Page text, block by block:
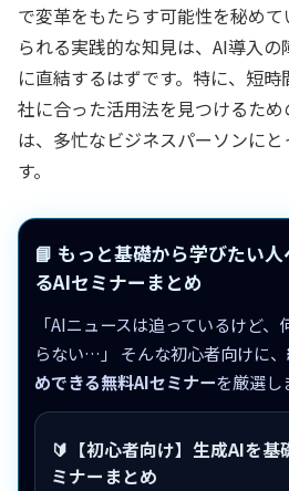
で変革をもたらす可能性を秘め
られる実践的な知見は、AI導入
に直結するはずです。特に、短
社に合った活用法を見つけるた
は、多忙なビジネスパーソンに
す。
📘 もっと基礎から学びたい
るAIセミナーまとめ
「AIニュースは追っているけど
らない…」 そんな初心者向けに、
めできる無料AIセミナーを厳選し
🔰【初心者向け】生成AIを基
ミナーまとめ